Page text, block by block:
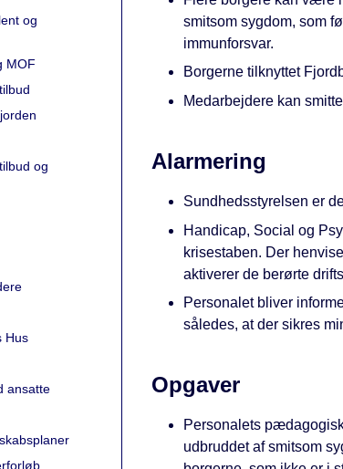
og
MOF
og
Hus
ansatte
smitsom sygdom, som
immunforsvar.
Borgerne tilknyttet
Medarbejdere kan
Alarmering
Sundhedsstyrelsen er
Handicap, Social og
krisestaben. Der
aktiverer de berørte
Personalet bliver
således, at der sikres
Opgaver
Personalets
udbruddet af smitsom